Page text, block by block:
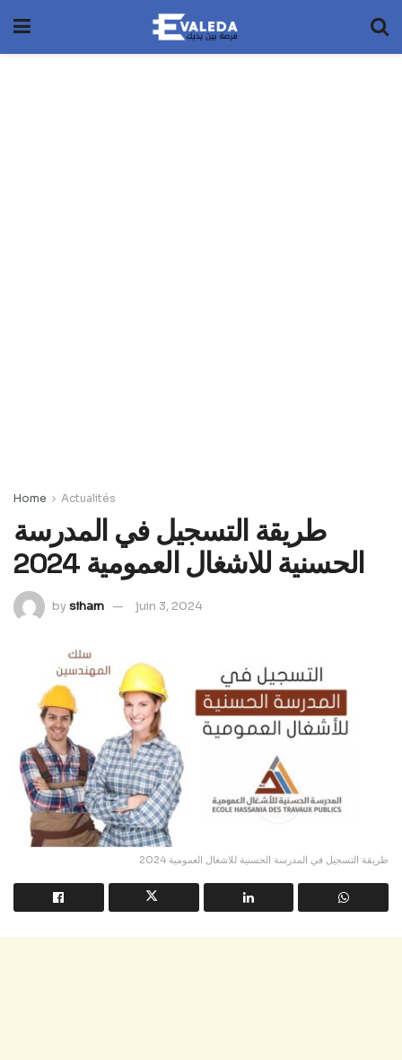
Home Actualités
طريقة التسجيل في المدرسة
الحسنية للاشغال العمومية 2024
bysiham juin 3, 2024
طريقة التسجيل في المدرسة الحسنية للاشغال العمومية 2024